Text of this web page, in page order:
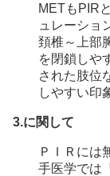
METもPIR
ュレーショ
頚椎～上部
を閉鎖しや
された肢位
しやすい印
3.に関して
ＰＩＲには
手医学では